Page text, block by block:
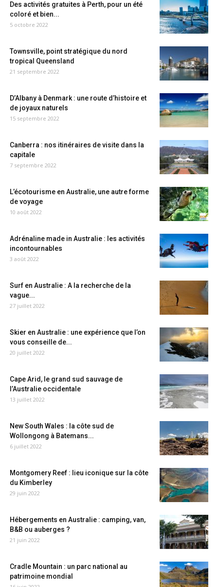
Des activités gratuites à Perth, pour un été
coloré et bien...
5 octobre 2022
Townsville, point stratégique du nord
tropical Queensland
21 septembre 2022
D’Albany à Denmark : une route d’histoire et
de joyaux naturels
15 septembre 2022
Canberra : nos itinéraires de visite dans la
capitale
7 septembre 2022
L’écotourisme en Australie, une autre forme
de voyage
10 août 2022
Adrénaline made in Australie : les activités
incontournables
3 août 2022
Surf en Australie : A la recherche de la
vague...
27 juillet 2022
Skier en Australie : une expérience que l’on
vous conseille de...
20 juillet 2022
Cape Arid, le grand sud sauvage de
l’Australie occidentale
13 juillet 2022
New South Wales : la côte sud de
Wollongong à Batemans...
6 juillet 2022
Montgomery Reef : lieu iconique sur la côte
du Kimberley
29 juin 2022
Hébergements en Australie : camping, van,
B&B ou auberges ?
21 juin 2022
Cradle Mountain : un parc national au
patrimoine mondial